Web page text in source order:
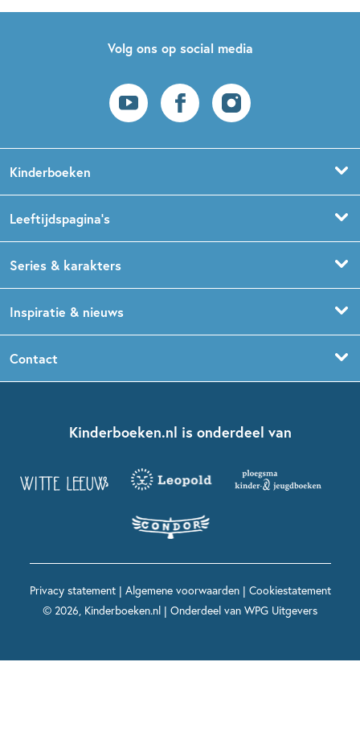
Volg ons op social media
Kinderboeken
Prentenboeken
Babyboeken
Sprookjesboeken
Kinderboeken diversiteit
Grappige kinderboeken
Spannende kinderboeken
Leeftijdspagina’s
Boekentips 1,5 - 3 jaar
Boekentips 5 - 7 jaar
Boekentips 12+ jaar
Voor volwassenen
Series & karakters
Dog Man
Spekkie en Sproet
Maxi & Helium
Inspiratie & nieuws
Kinderjury
Voor het onderwijs
Contact
Kinderboeken.nl is onderdeel van
Privacy statement| Algemene voorwaarden| Cookiestatement
© 2026, Kinderboeken.nl | Onderdeel van WPG Uitgevers